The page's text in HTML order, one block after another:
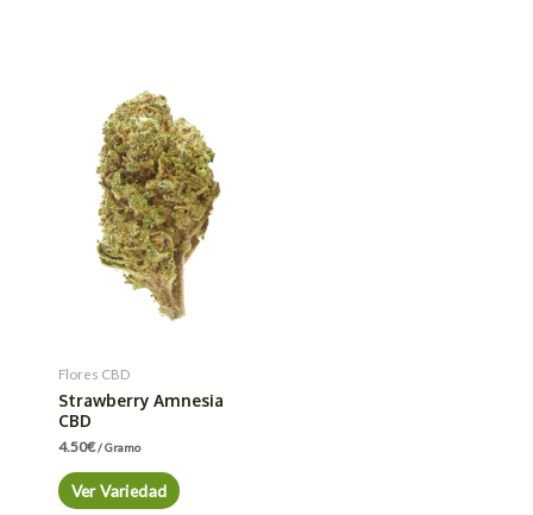
Flores CBD
Strawberry Amnesia
CBD
4.50€/ Gramo
Ver Variedad